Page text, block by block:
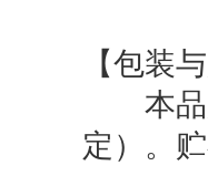
【包装
本品用
定）。